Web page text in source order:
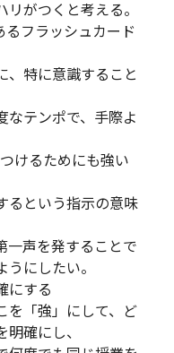
がつくと考える。
フラッシュカード
特に意識すること
テンポで、手際よ
けるためにも強い
るという指示の意味
声を発することで
にしたい。
にする
を「強」にして、ど
確にし、